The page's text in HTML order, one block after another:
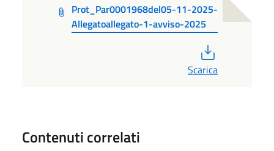
Prot_Par0001968del05-11-2025-
Allegatoallegato-1-avviso-2025
Scarica
Contenuti correlati